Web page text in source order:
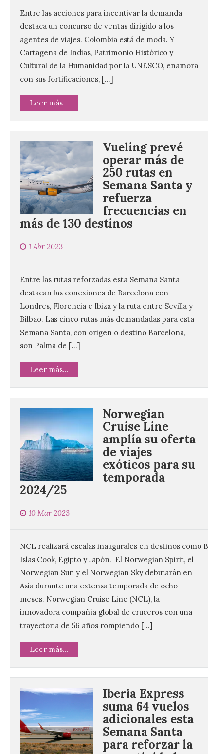
Entre las acciones para incentivar la demanda
destaca un concurso de ventas dirigido a los
agentes de viajes. Colombia está de moda. Y
Cartagena de Indias, Patrimonio Histórico y
Cultural de la Humanidad por la UNESCO, enamora
con sus fortificaciones, […]
Leer más...
Vueling prevé
operar más de
250 rutas en
Semana Santa y
refuerza
frecuencias en
más de 130 destinos
1 Abr 2023
Entre las rutas reforzadas esta Semana Santa
destacan las conexiones de Barcelona con
Londres, Florencia e Ibiza y la ruta entre Sevilla y
Bilbao. Las cinco rutas más demandadas para esta
Semana Santa, con origen o destino Barcelona,
son Palma de […]
Leer más...
Norwegian
Cruise Line
amplía su oferta
de viajes
exóticos para su
temporada
2024/25
10 Mar 2023
NCL realizará escalas inaugurales en destinos como
Islas Cook, Egipto y Japón. El Norwegian Spirit, el
Norwegian Sun y el Norwegian Sky debutarán en
Asia durante una extensa temporada de ocho
meses. Norwegian Cruise Line (NCL), la
innovadora compañía global de cruceros con una
trayectoria de 56 años rompiendo […]
Leer más...
Iberia Express
suma 64 vuelos
adicionales esta
Semana Santa
para reforzar la